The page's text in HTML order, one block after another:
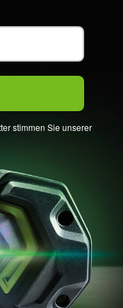
stimmen Sie unserer